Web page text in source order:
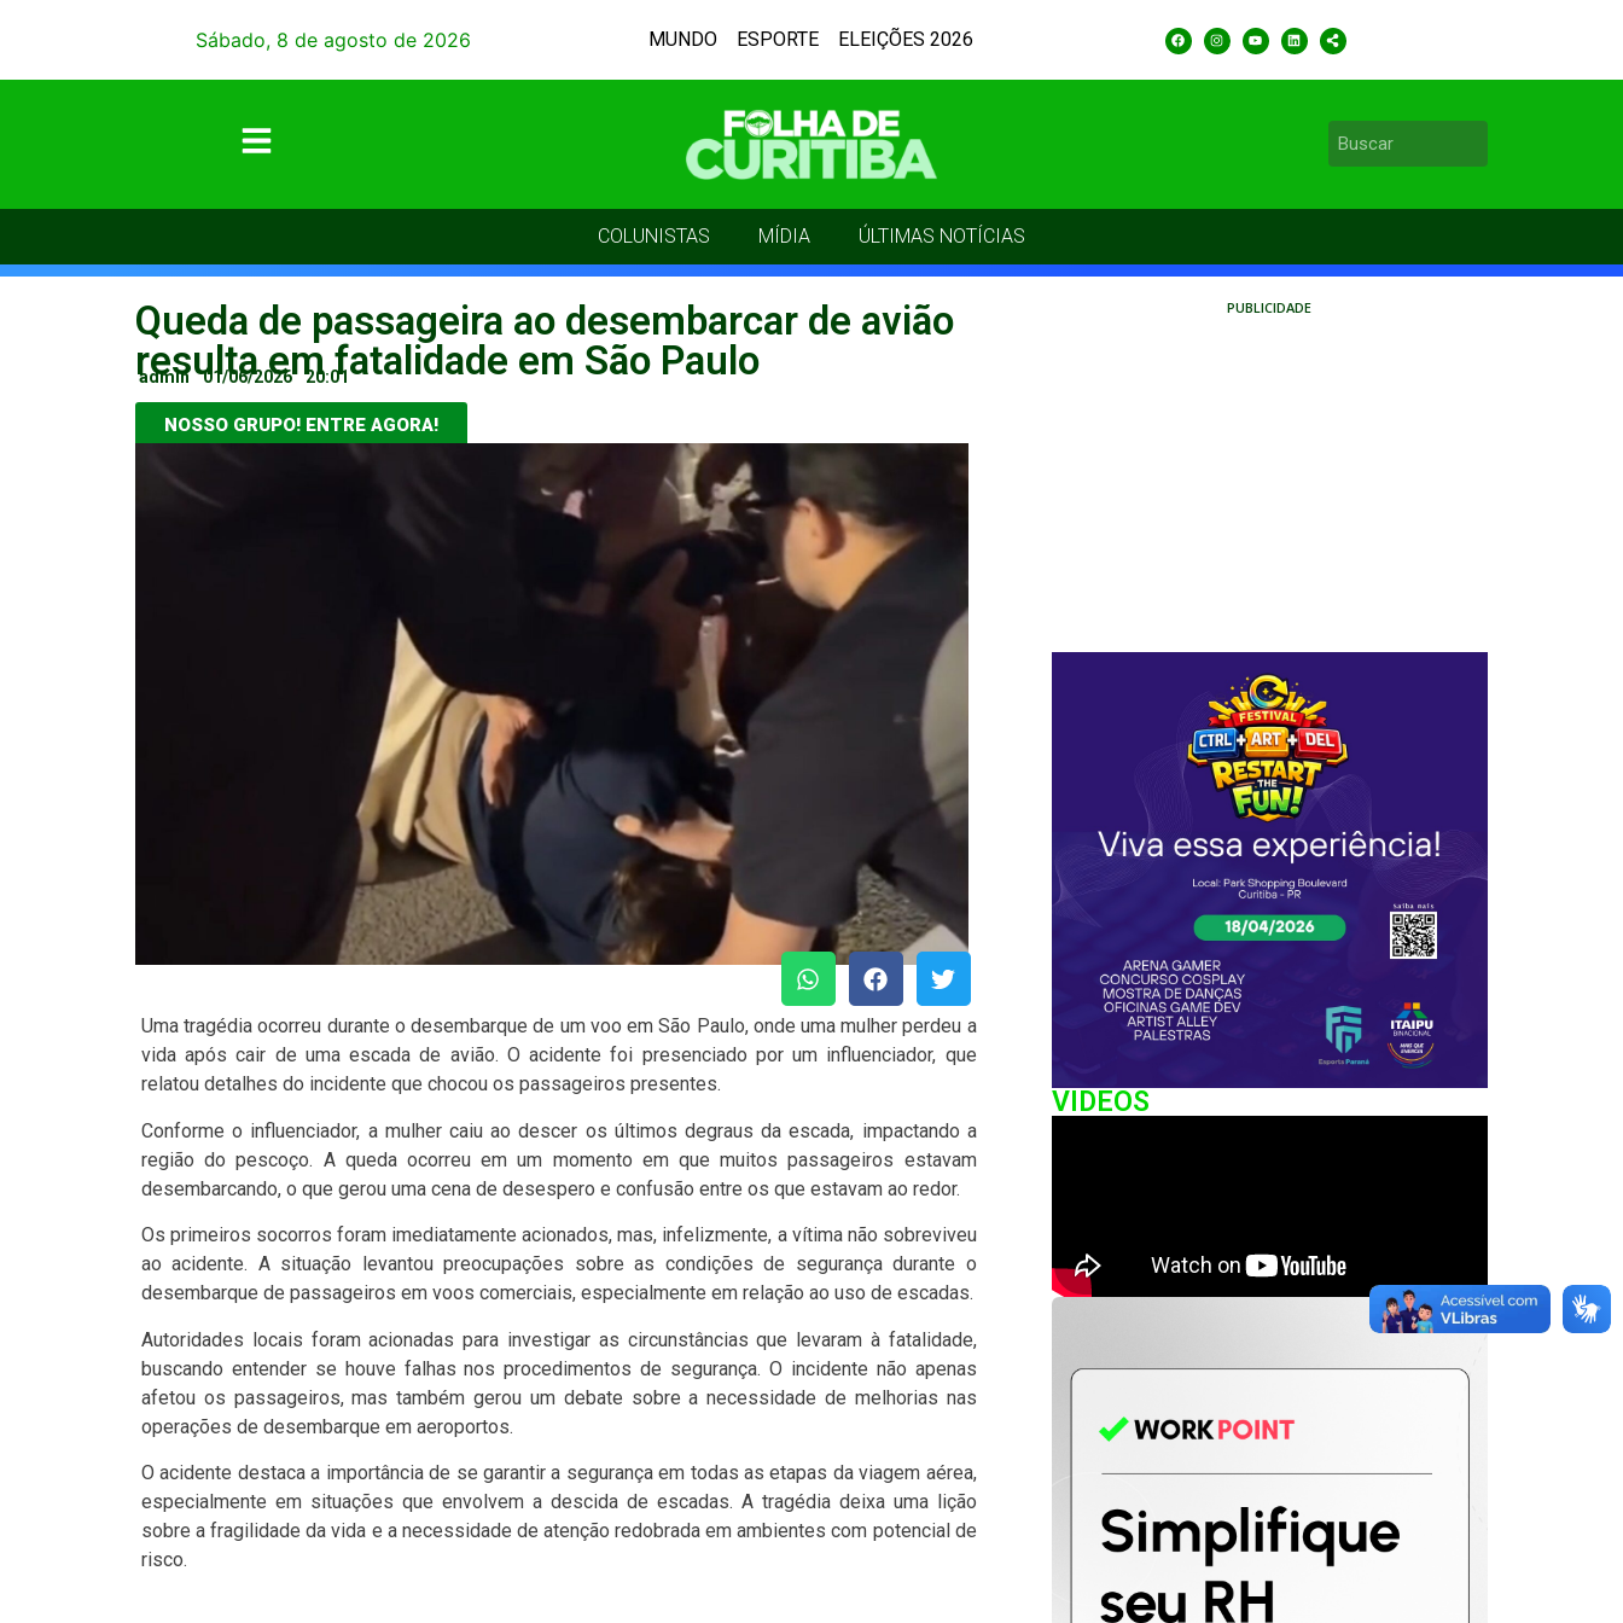
Sábado, 8 de agosto de 2026 MUNDO ESPORTE ELEIÇÕES 2026
COLUNISTAS MÍDIA ÚLTIMAS NOTÍCIAS
Queda de passageira ao desembarcar de avião
resulta em fatalidade em São Paulo
admin 01/06/2026 20:01
NOSSO GRUPO! ENTRE AGORA!
Uma tragédia ocorreu durante o desembarque de um voo em São Paulo, onde uma mulher perdeu a
vida após cair de uma escada de avião. O acidente foi presenciado por um influenciador, que
relatou detalhes do incidente que chocou os passageiros presentes.
Conforme o influenciador, a mulher caiu ao descer os últimos degraus da escada, impactando a
região do pescoço. A queda ocorreu em um momento em que muitos passageiros estavam
desembarcando, o que gerou uma cena de desespero e confusão entre os que estavam ao redor.
Os primeiros socorros foram imediatamente acionados, mas, infelizmente, a vítima não sobreviveu
ao acidente. A situação levantou preocupações sobre as condições de segurança durante o
desembarque de passageiros em voos comerciais, especialmente em relação ao uso de escadas.
Autoridades locais foram acionadas para investigar as circunstâncias que levaram à fatalidade,
buscando entender se houve falhas nos procedimentos de segurança. O incidente não apenas
afetou os passageiros, mas também gerou um debate sobre a necessidade de melhorias nas
operações de desembarque em aeroportos.
O acidente destaca a importância de se garantir a segurança em todas as etapas da viagem aérea,
especialmente em situações que envolvem a descida de escadas. A tragédia deixa uma lição
sobre a fragilidade da vida e a necessidade de atenção redobrada em ambientes com potencial de
risco.
PUBLICIDADE
VIDEOS